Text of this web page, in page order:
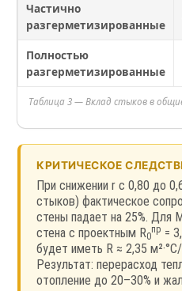
Таблица 3 — Вклад стыков в
Частично
разгерметизированные
Полностью
разгерметизированные
КРИТИЧЕСКОЕ
При снижении r с 0,80 до
стыков) фактическое
стены падает на 25%. Для
стена с проектным R0
пр =
будет иметь R ≈ 2,35
Результат: перерасход
отопление до 20–30% и